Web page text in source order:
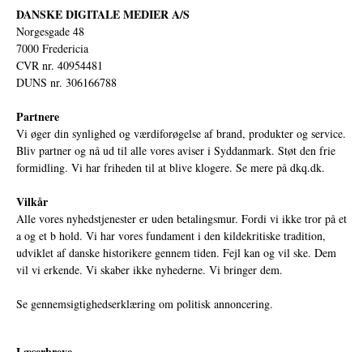
DANSKE DIGITALE MEDIER A/S
Norgesgade 48
7000 Fredericia
CVR nr. 40954481
DUNS nr. 306166788
Partnere
Vi øger din synlighed og værdiforøgelse af brand, produkter og service.
Bliv partner og nå ud til alle vores aviser i Syddanmark. Støt den frie
formidling. Vi har friheden til at blive klogere. Se mere på dkq.dk.
Vilkår
Alle vores nyhedstjenester er uden betalingsmur. Fordi vi ikke tror på et
a og et b hold. Vi har vores fundament i den kildekritiske tradition,
udviklet af danske historikere gennem tiden. Fejl kan og vil ske. Dem
vil vi erkende. Vi skaber ikke nyhederne. Vi bringer dem.
Se gennemsigtighedserklæring om politisk annoncering.